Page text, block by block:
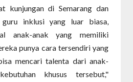
kunjungan di Semarang dan
guru inklusi yang luar biasa,
anak-anak yang memiliki
punya cara tersendiri yang
mencari talenta dari anak-
khusus tersebut,"